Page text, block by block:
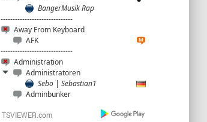
BangerMusik Rap
------------------------------
Away From Keyboard
AFK
------------------------------
Administration
Administratoren
Sebo | Sebastian1
Adminbunker